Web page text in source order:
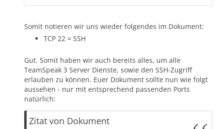
Somit notieren wir uns wieder folgendes im Dokument:
TCP 22 = SSH
Gut. Somit haben wir auch bereits alles, um alle
TeamSpeak 3 Server Dienste, sowie den SSH-Zugriff
erlauben zu können. Euer Dokument sollte nun wie folgt
aussehen - nur mit entsprechend passenden Ports
natürlich:
Zitat von Dokument